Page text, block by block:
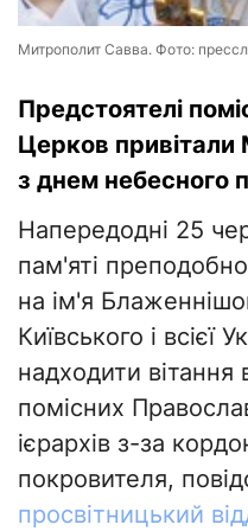
Митрополит Савва. Фото:
Предстоятелі
Церков
з днем небесного
Напередодні 25
пам'яті
на ім'я
Київського і всієї
надходити вітання
помісних
ієрархів з-за
покровителя,
просвітницький